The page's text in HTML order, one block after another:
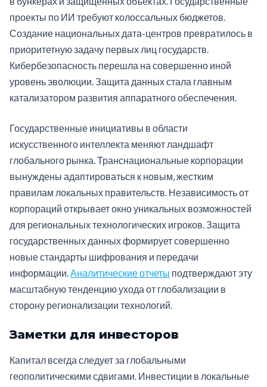
проекты по ИИ требуют колоссальных бюджетов.
Создание национальных дата-центров превратилось в
приоритетную задачу первых лиц государств.
Кибербезопасность перешла на совершенно иной
уровень эволюции. Защита данных стала главным
катализатором развития аппаратного обеспечения.
Государственные инициативы в области
искусственного интеллекта меняют ландшафт
глобального рынка. Транснациональные корпорации
вынуждены адаптироваться к новым, жестким
правилам локальных правительств. Независимость от
корпораций открывает окно уникальных возможностей
для региональных технологических игроков. Защита
государственных данных формирует совершенно
новые стандарты шифрования и передачи
информации.Аналитические отчеты подтверждают эту
масштабную тенденцию ухода от глобализации в
сторону регионализации технологий.
Заметки для инвесторов
Капитал всегда следует за глобальными
геополитическими сдвигами. Инвестиции в локальные